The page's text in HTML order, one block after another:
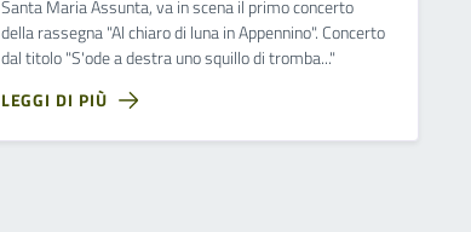
Santa Maria Assunta, va in scena il primo concerto
della rassegna "Al chiaro di luna in Appennino". Concerto
dal titolo "S'ode a destra uno squillo di tromba..."
LEGGI DI PIÙ